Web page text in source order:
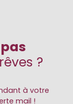
?
à votre
mail !